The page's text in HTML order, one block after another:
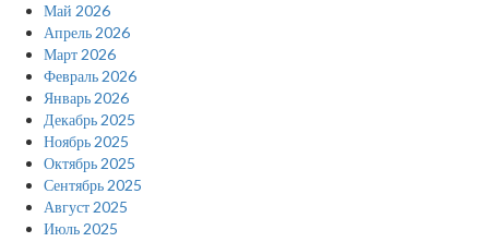
Май 2026
Апрель 2026
Март 2026
Февраль 2026
Январь 2026
Декабрь 2025
Ноябрь 2025
Октябрь 2025
Сентябрь 2025
Август 2025
Июль 2025